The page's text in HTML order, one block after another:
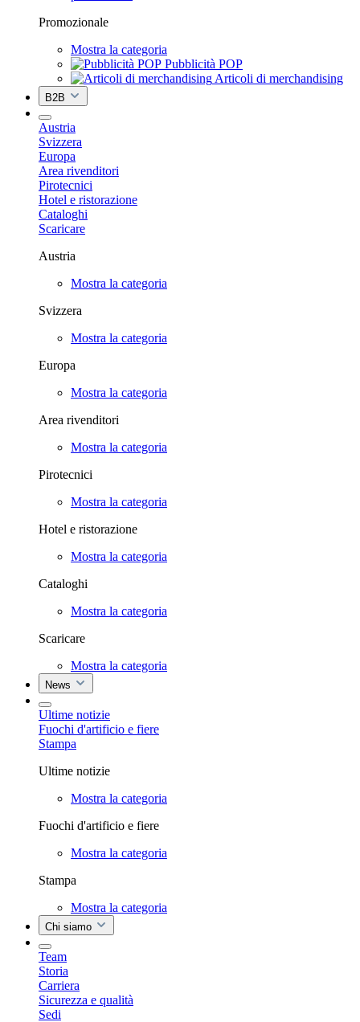
Promozionale
Mostra la categoria
Pubblicità POP
Articoli di merchandising
B2B
Austria
Svizzera
Europa
Area rivenditori
Pirotecnici
Hotel e ristorazione
Cataloghi
Scaricare
Austria
Mostra la categoria
Svizzera
Mostra la categoria
Europa
Mostra la categoria
Area rivenditori
Mostra la categoria
Pirotecnici
Mostra la categoria
Hotel e ristorazione
Mostra la categoria
Cataloghi
Mostra la categoria
Scaricare
Mostra la categoria
News
Ultime notizie
Fuochi d'artificio e fiere
Stampa
Ultime notizie
Mostra la categoria
Fuochi d'artificio e fiere
Mostra la categoria
Stampa
Mostra la categoria
Chi siamo
Team
Storia
Carriera
Sicurezza e qualità
Sedi